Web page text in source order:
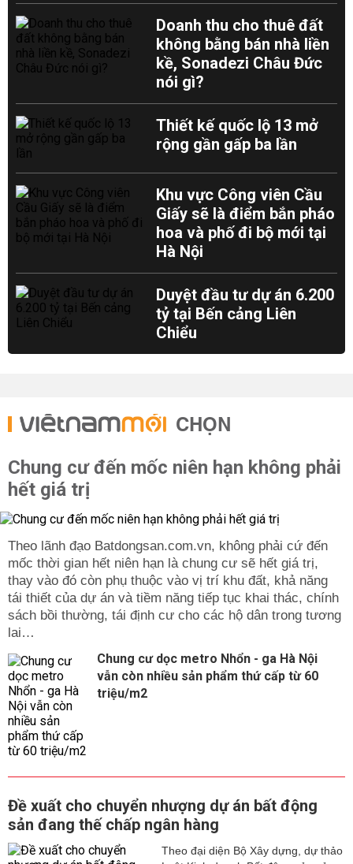
Doanh thu cho thuê đất
không bằng bán nhà liền
kề, Sonadezi Châu Đức
nói gì?
Thiết kế quốc lộ 13 mở
rộng gần gấp ba lần
Khu vực Công viên Cầu
Giấy sẽ là điểm bắn pháo
hoa và phố đi bộ mới tại
Hà Nội
Duyệt đầu tư dự án 6.200
tỷ tại Bến cảng Liên
Chiểu
CHỌN
Chung cư đến mốc niên hạn không phải
hết giá trị
Theo lãnh đạo Batdongsan.com.vn, không phải cứ đến
mốc thời gian hết niên hạn là chung cư sẽ hết giá trị,
thay vào đó còn phụ thuộc vào vị trí khu đất, khả năng
tái thiết của dự án và tiềm năng tiếp tục khai thác, chính
sách bồi thường, tái định cư cho các hộ dân trong tương
lai…
Chung cư dọc metro Nhổn - ga Hà Nội
vẫn còn nhiều sản phẩm thứ cấp từ 60
triệu/m2
Đề xuất cho chuyển nhượng dự án bất động
sản đang thế chấp ngân hàng
Theo đại diện Bộ Xây dựng, dự thảo